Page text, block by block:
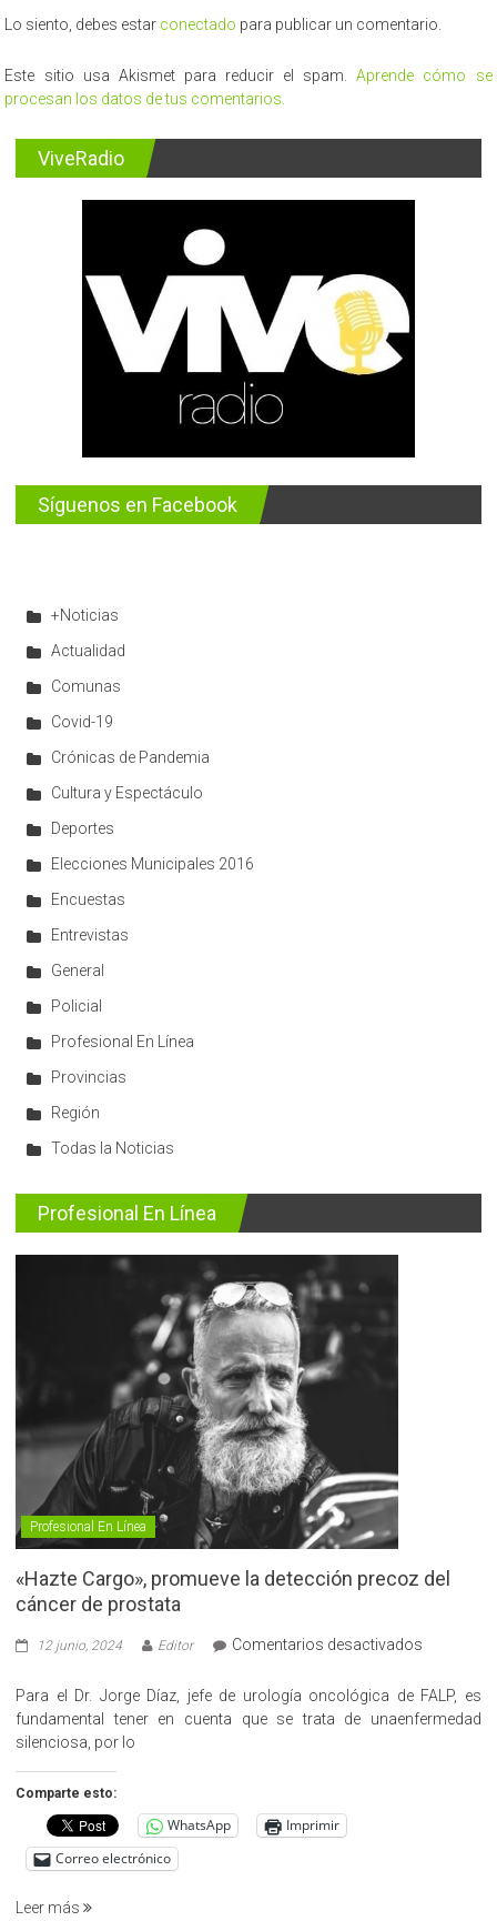
Lo siento, debes estar conectado para publicar un comentario.
Este sitio usa Akismet para reducir el spam.Aprende cómo se
procesan los datos de tus comentarios.
ViveRadio
Síguenos en Facebook
+Noticias
Actualidad
Comunas
Covid-19
Crónicas de Pandemia
Cultura y Espectáculo
Deportes
Elecciones Municipales 2016
Encuestas
Entrevistas
General
Policial
Profesional En Línea
Provincias
Región
Todas la Noticias
Profesional En Línea
Profesional En Línea
«Hazte Cargo», promueve la detección precoz del
cáncer de prostata
12 junio, 2024 Editor Comentarios desactivados
Cargo»,
promueve
Para el Dr. Jorge Díaz, jefe de urología oncológica de FALP, es
fundamental tener en cuenta que se trata de unaenfermedad
silenciosa, por lo
Comparte esto:
WhatsApp
Imprimir
Correo electrónico
Leer más